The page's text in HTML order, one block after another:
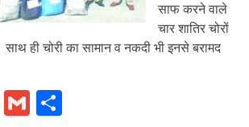
साफ करने वाले
चार शातिर चोरों
साथ ही चोरी का सामान व नकदी भी इनसे बरामद
WhatsApp
Gmail